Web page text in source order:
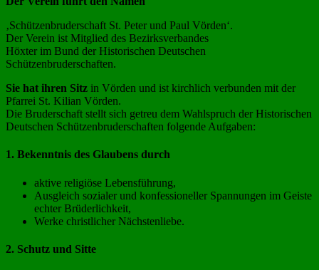
‚Schützenbruderschaft St. Peter und Paul Vörden‘.
Der Verein ist Mitglied des Bezirksverbandes
Höxter im Bund der Historischen Deutschen
Schützenbruderschaften.
Sie hat ihren Sitz in Vörden und ist kirchlich verbunden mit der
Pfarrei St. Kilian Vörden.
Die Bruderschaft stellt sich getreu dem Wahlspruch der Historischen
Deutschen Schützenbruderschaften folgende Aufgaben:
1. Bekenntnis des Glaubens durch
aktive religiöse Lebensführung,
Ausgleich sozialer und konfessioneller Spannungen im Geiste
echter Brüderlichkeit,
Werke christlicher Nächstenliebe.
2. Schutz und Sitte